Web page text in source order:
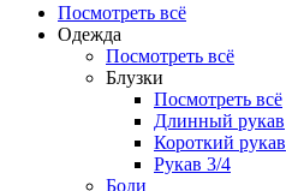
Посмотреть всё
Одежда
Посмотреть всё
Блузки
Посмотреть всё
Длинный рукав
Короткий рукав
Рукав 3/4
Боди